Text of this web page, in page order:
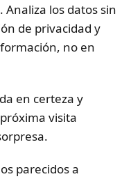
los datos sin
de privacidad y
no en
en certeza y
visita
parecidos a